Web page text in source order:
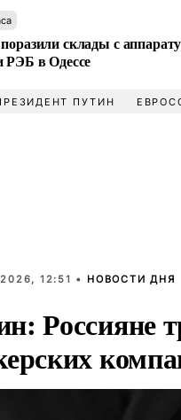
склады с
РЭБ в Одессе
ПУТИН
12:51 • НОВОСТИ ДНЯ
Россияне